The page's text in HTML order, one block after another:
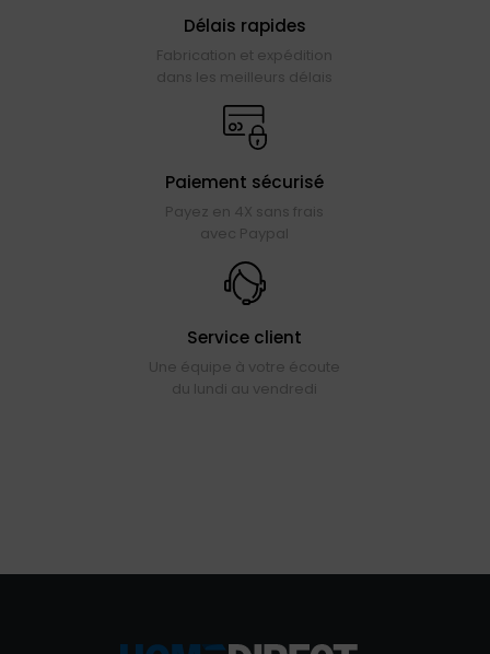
Délais rapides
Fabrication et expédition
dans les meilleurs délais
Paiement sécurisé
Payez en 4X sans frais
avec Paypal
Service client
Une équipe à votre écoute
du lundi au vendredi